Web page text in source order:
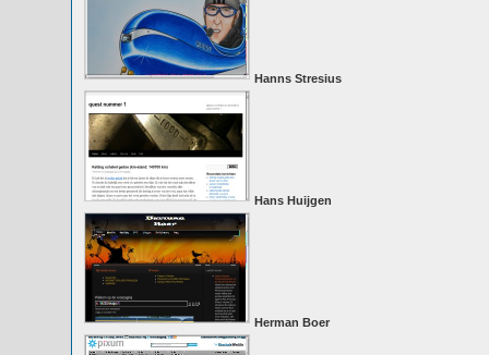
Hanns Stresius
Hans Huijgen
Herman Boer